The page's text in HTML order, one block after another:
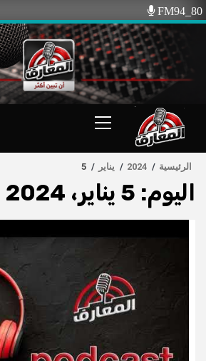
Skip
to
content
FM94_80
Menu
الرئيسية 2024 يناير 5
اليوم: 5 يناير، 2024